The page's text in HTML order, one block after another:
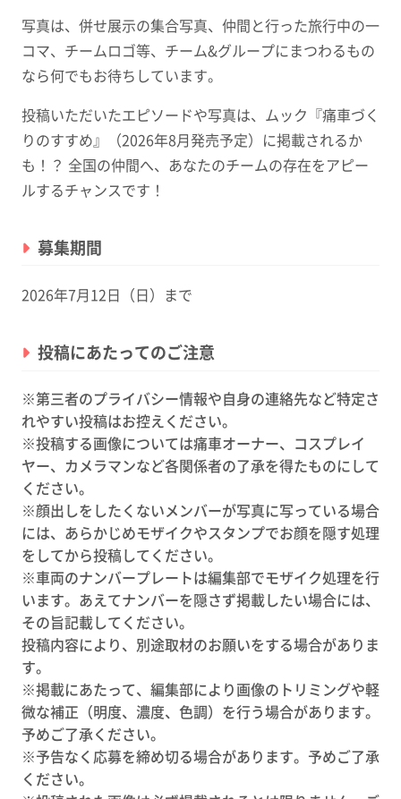
写真は、併せ展示の集合写真、仲間と行った旅行中の一
コマ、チームロゴ等、チーム&グループにまつわるもの
なら何でもお待ちしています。
投稿いただいたエピソードや写真は、ムック『痛車づく
りのすすめ』（2026年8月発売予定）に掲載されるか
も！？ 全国の仲間へ、あなたのチームの存在をアピー
ルするチャンスです！
募集期間
2026年7月12日（日）まで
投稿にあたってのご注意
※第三者のプライバシー情報や自身の連絡先など特定さ
れやすい投稿はお控えください。
※投稿する画像については痛車オーナー、コスプレイ
ヤー、カメラマンなど各関係者の了承を得たものにして
ください。
※顔出しをしたくないメンバーが写真に写っている場合
には、あらかじめモザイクやスタンプでお顔を隠す処理
をしてから投稿してください。
※車両のナンバープレートは編集部でモザイク処理を行
います。あえてナンバーを隠さず掲載したい場合には、
その旨記載してください。
投稿内容により、別途取材のお願いをする場合がありま
す。
※掲載にあたって、編集部により画像のトリミングや軽
微な補正（明度、濃度、色調）を行う場合があります。
予めご了承ください。
※予告なく応募を締め切る場合があります。予めご了承
ください。